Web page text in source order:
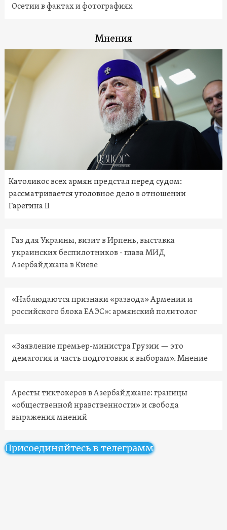
Осетии в фактах и фотографиях
Мнения
Католикос всех армян предстал перед судом:
рассматривается уголовное дело в отношении
Гарегина II
Газ для Украины, визит в Ирпень, выставка
украинских беспилотников - глава МИД
Азербайджана в Киеве
«Наблюдаются признаки «развода» Армении и
российского блока ЕАЭС»: армянский политолог
«Заявление премьер-министра Грузии — это
демагогия и часть подготовки к выборам». Мнение
Аресты тиктокеров в Азербайджане: границы
«общественной нравственности» и свобода
выражения мнений
Присоединяйтесь в телеграмм